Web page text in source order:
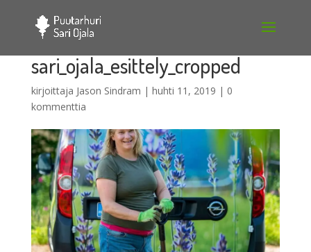
sari_ojala_esittely_cropped
kirjoittaja Jason Sindram | huhti 11, 2019 | 0
kommenttia